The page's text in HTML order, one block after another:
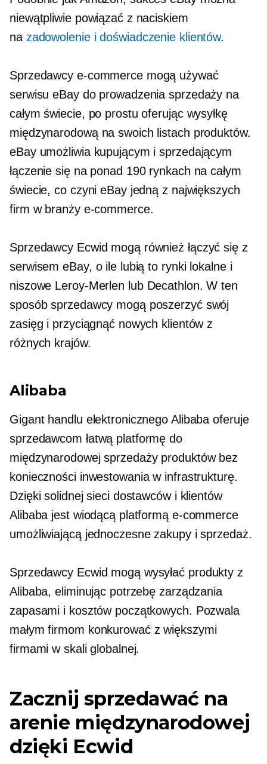
niewątpliwie powiązać z naciskiem
na zadowolenie i doświadczenie klientów.
Sprzedawcy e-commerce mogą używać
serwisu eBay do prowadzenia sprzedaży na
całym świecie, po prostu oferując wysyłkę
międzynarodową na swoich listach produktów.
eBay umożliwia kupującym i sprzedającym
łączenie się na ponad 190 rynkach na całym
świecie, co czyni eBay jedną z największych
firm w branży e-commerce.
Sprzedawcy Ecwid mogą również łączyć się z
serwisem eBay, o ile lubią to rynki lokalne i
niszowe Leroy-Merlen lub Decathlon. W ten
sposób sprzedawcy mogą poszerzyć swój
zasięg i przyciągnąć nowych klientów z
różnych krajów.
Alibaba
Gigant handlu elektronicznego Alibaba oferuje
sprzedawcom łatwą platformę do
międzynarodowej sprzedaży produktów bez
konieczności inwestowania w infrastrukturę.
Dzięki solidnej sieci dostawców i klientów
Alibaba jest wiodącą platformą e-commerce
umożliwiającą jednoczesne zakupy i sprzedaż.
Sprzedawcy Ecwid mogą wysyłać produkty z
Alibaba, eliminując potrzebę zarządzania
zapasami i kosztów początkowych. Pozwala
małym firmom konkurować z większymi
firmami w skali globalnej.
Zacznij sprzedawać na
arenie międzynarodowej
dzięki Ecwid